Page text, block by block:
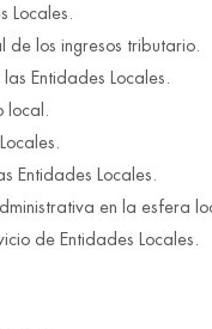
Locales.
de los ingresos tributario.
Entidades Locales.
local.
Entidades Locales.
en la esfera
de Entidades Locales.